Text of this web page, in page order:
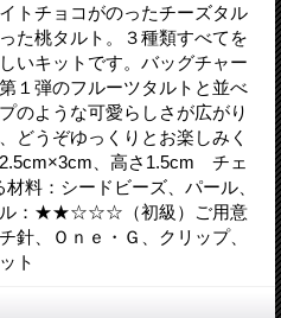
トチョコがのったチーズタル
た桃タルト。３種類すべてを
いキットです。バッグチャー
１弾のフルーツタルトと並べ
のような可愛らしさが広がり
どうぞゆっくりとお楽しみく
、高さ1.5cm チェ
料：シードビーズ、パール、
ル：★★☆☆☆（初級）ご用意
針、Ｏｎｅ・Ｇ、クリップ、
ト